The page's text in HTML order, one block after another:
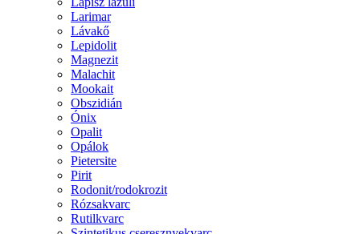
Larimar
Lávakő
Lepidolit
Magnezit
Malachit
Mookait
Obszidián
Ónix
Opalit
Opálok
Pietersite
Pirit
Rodonit/rodokrozit
Rózsakvarc
Rutilkvarc